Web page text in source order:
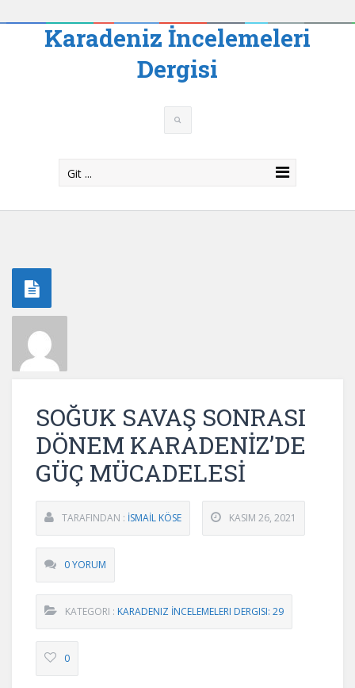
Karadeniz İncelemeleri
Dergisi
Git ...
SOĞUK SAVAŞ SONRASI
DÖNEM KARADENİZ’DE
GÜÇ MÜCADELESİ
TARAFINDAN : İSMAİL KÖSE KASIM 26, 2021
0 YORUM
KATEGORI : KARADENIZ İNCELEMELERI DERGISI: 29
0